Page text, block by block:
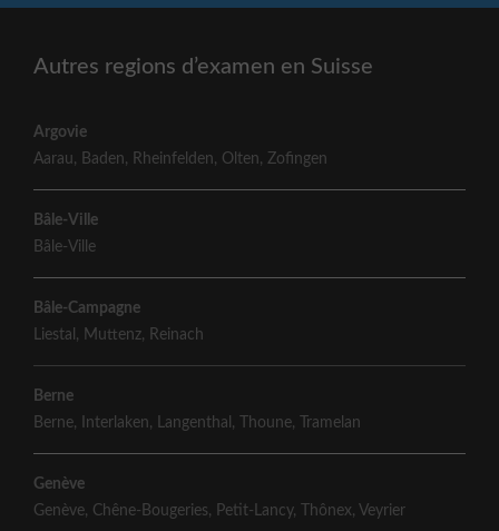
Autres regions d’examen en Suisse
Argovie
Aarau, Baden, Rheinfelden, Olten,Zofingen
Bâle-Ville
Bâle-Ville
Bâle-Campagne
Liestal , Muttenz, Reinach
Berne
Berne, Interlaken, Langenthal , Thoune, Tramelan
Genève
Genève, Chêne-Bougeries, Petit-Lancy, Thônex, Veyrier